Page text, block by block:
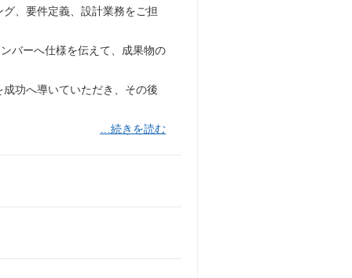
、要件定義、設計業務をご担
バーへ仕様を伝えて、成果物の
功へ導いていただき、その後
…続きを読む